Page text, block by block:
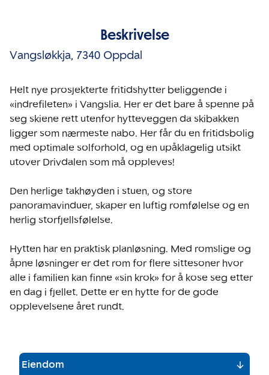
Beskrivelse
Vangsløkkja, 7340 Oppdal
Helt nye prosjekterte fritidshytter beliggende i
«indrefileten» i Vangslia. Her er det bare å spenne på
seg skiene rett utenfor hytteveggen da skibakken
ligger som nærmeste nabo. Her får du en fritidsbolig
med optimale solforhold, og en upåklagelig utsikt
utover Drivdalen som må oppleves!
Den herlige takhøyden i stuen, og store
panoramavinduer, skaper en luftig romfølelse og en
herlig storfjellsfølelse.
Hytten har en praktisk planløsning. Med romslige og
åpne løsninger er det rom for flere sittesoner hvor
alle i familien kan finne «sin krok» for å kose seg etter
en dag i fjellet. Dette er en hytte for de gode
opplevelsene året rundt.
Eiendom